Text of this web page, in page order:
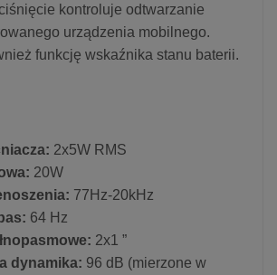
kontroluje odtwarzanie
urządzenia mobilnego.
funkcję wskaźnika stanu baterii.
2x5W RMS
20W
77Hz-20kHz
64 Hz
2x1 ”
dynamika: 96 dB (mierzone w